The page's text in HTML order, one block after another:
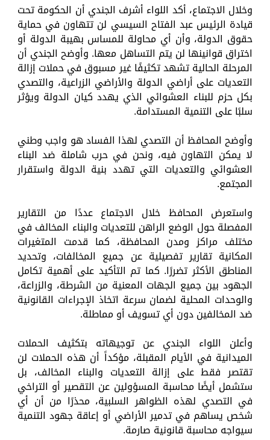
وخلال الاجتماع، أكد اللواء أشرف الجندي أن الحكومة تحت
قيادة الرئيس عبد الفتاح السيسي لن تتهاون في حماية
حقوق الدولة، وأن أي محاولة للمساس بهيبة الدولة أو
اختراق قوانينها لن يتم التساهل معها. وأوضح الجندي أن
المرحلة الحالية تشهد تكثيفًا غير مسبوق في حملات إزالة
التعديات على أراضي الدولة والأراضي الزراعية، والتصدي
بكل حزم للبناء العشوائي الذي يهدد كيان الدولة ويؤثر
سلبًا على التنمية المستدامة.
وأوضح المحافظ أن التصدي لهذا الفساد هو واجب وطني
لا يمكن التهاون فيه، ونحن في حرب شاملة ضد البناء
العشوائي والتعديات التي تهدد بنية الدولة واستقرار
المجتمع.
واستعرض المحافظ خلال الاجتماع عددًا من التقارير
المفصلة حول الوضع الراهن للتعديات والبناء المخالف في
مختلف مراكز ومدن المحافظة، كما قدمت المتغيرات
المكانية تقارير تفصيلية عن جميع المخالفات، وتحديد
المناطق الأكثر تضررًا. كما تم التأكيد على أهمية تكامل
الجهود بين جميع الجهات المعنية من الشرطة، والزراعة،
والوحدات المحلية لضمان سرعة اتخاذ الإجراءات القانونية
ضد المخالفين دون أي تسويف أو مماطلة.
وأعلن اللواء الجندي عن توجيهاته بتكثيف الحملات
الميدانية في الأيام المقبلة، مؤكداً أن هذه الحملات لن
تقتصر فقط على إزالة التعديات والبناء المخالف، بل
ستشمل أيضًا محاسبة المسؤولين عن التقصير أو التراخي
في التصدي لهذه الظواهر السلبية، محذرًا من أن أي
شخص يساهم في تدمير الأراضي أو إعاقة جهود التنمية
سيواجه محاسبة قانونية صارمة.